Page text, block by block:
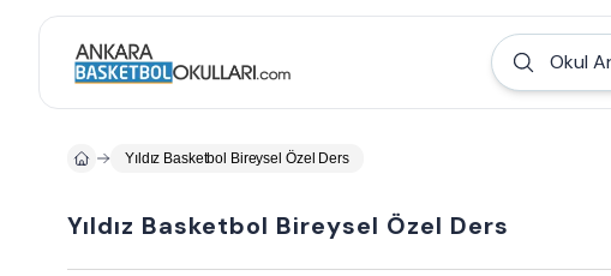
Okul
Yıldız Basketbol Bireysel Özel Ders
Yıldız Basketbol Bireysel Özel Ders